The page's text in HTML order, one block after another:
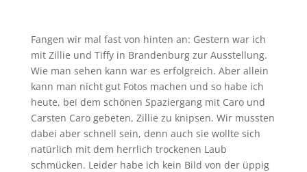
Fangen wir mal fast von hinten an: Gestern war ich
mit Zillie und Tiffy in Brandenburg zur Ausstellung.
Wie man sehen kann war es erfolgreich. Aber allein
kann man nicht gut Fotos machen und so habe ich
heute, bei dem schönen Spaziergang mit Caro und
Carsten Caro gebeten, Zillie zu knipsen. Wir mussten
dabei aber schnell sein, denn auch sie wollte sich
natürlich mit dem herrlich trockenen Laub
schmücken. Leider habe ich kein Bild von der üppig